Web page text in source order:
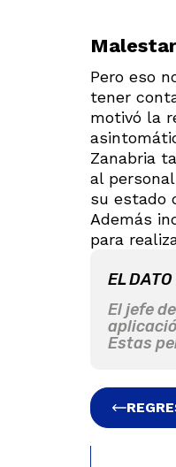
Pero eso
tener
motivó la
Zanabria
al
su estado
Además
para
EL DATO
El jefe
Estas